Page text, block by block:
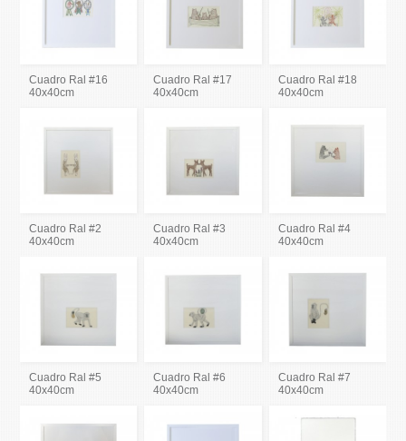
Cuadro Ral #16
40x40cm
Cuadro Ral #17
40x40cm
Cuadro Ral #18
40x40cm
Cuadro Ral #2
40x40cm
Cuadro Ral #3
40x40cm
Cuadro Ral #4
40x40cm
Cuadro Ral #5
40x40cm
Cuadro Ral #6
40x40cm
Cuadro Ral #7
40x40cm